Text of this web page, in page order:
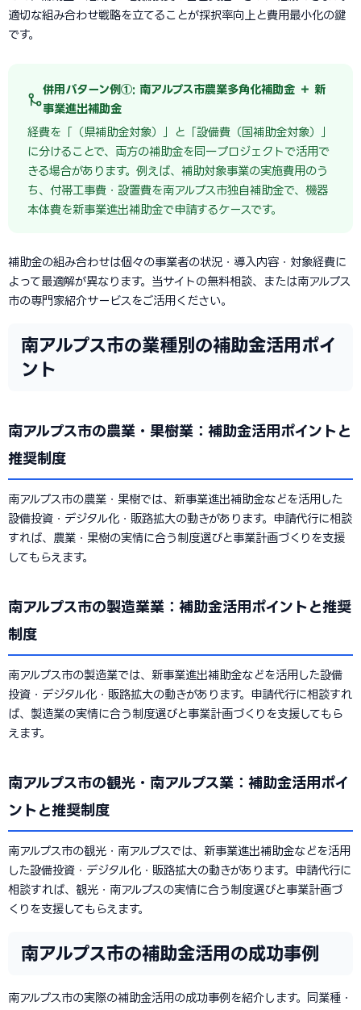
適切な組み合わせ戦略を立てることが採択率向上と費用最小化の鍵
です。
併用パターン例①: 南アルプス市農業多角化補助金 ＋ 新
事業進出補助金
経費を「（県補助金対象）」と「設備費（国補助金対象）」
に分けることで、両方の補助金を同一プロジェクトで活用で
きる場合があります。例えば、補助対象事業の実施費用のう
ち、付帯工事費・設置費を南アルプス市独自補助金で、機器
本体費を新事業進出補助金で申請するケースです。
補助金の組み合わせは個々の事業者の状況・導入内容・対象経費に
よって最適解が異なります。当サイトの無料相談、または南アルプス
市の専門家紹介サービスをご活用ください。
南アルプス市の業種別の補助金活用ポイ
ント
南アルプス市の農業・果樹業：補助金活用ポイントと
推奨制度
南アルプス市の農業・果樹では、新事業進出補助金などを活用した
設備投資・デジタル化・販路拡大の動きがあります。申請代行に相談
すれば、農業・果樹の実情に合う制度選びと事業計画づくりを支援
してもらえます。
南アルプス市の製造業業：補助金活用ポイントと推奨
制度
南アルプス市の製造業では、新事業進出補助金などを活用した設備
投資・デジタル化・販路拡大の動きがあります。申請代行に相談すれ
ば、製造業の実情に合う制度選びと事業計画づくりを支援してもら
えます。
南アルプス市の観光・南アルプス業：補助金活用ポイ
ントと推奨制度
南アルプス市の観光・南アルプスでは、新事業進出補助金などを活用
した設備投資・デジタル化・販路拡大の動きがあります。申請代行に
相談すれば、観光・南アルプスの実情に合う制度選びと事業計画づ
くりを支援してもらえます。
南アルプス市の補助金活用の成功事例
南アルプス市の実際の補助金活用の成功事例を紹介します。同業種・